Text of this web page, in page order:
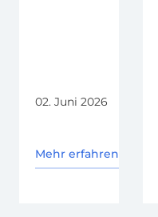
02. Juni 2026
Mehr erfahren